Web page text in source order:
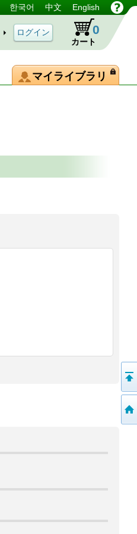
한국어 中文 English
カート
0
マイライブラリ